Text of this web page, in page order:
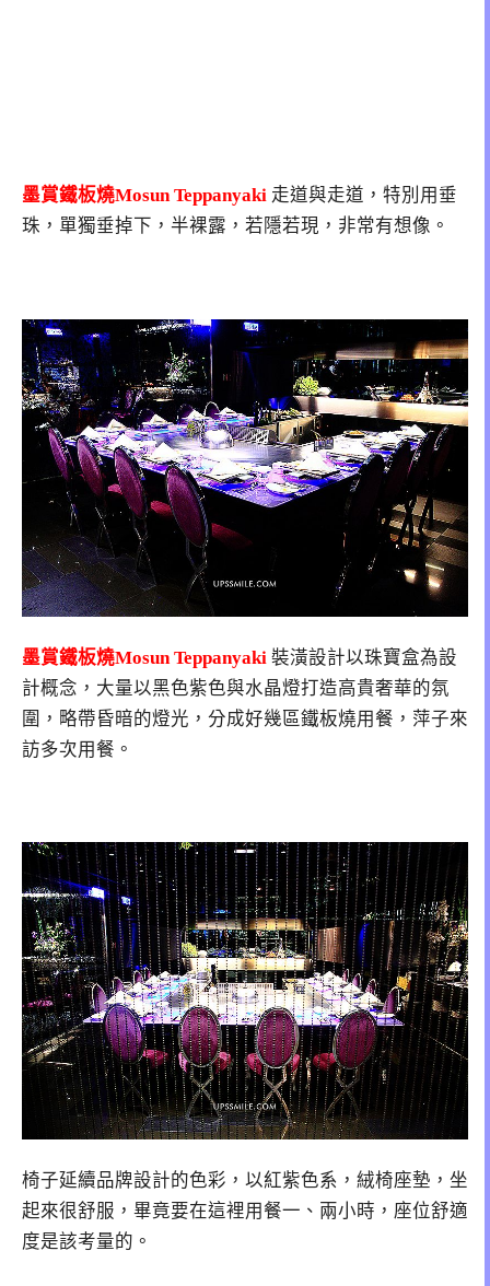
墨賞鐵板燒Mosun Teppanyaki 走道與走道，特別用垂
珠，單獨垂掉下，半裸露，若隱若現，非常有想像。
墨賞鐵板燒Mosun Teppanyaki 裝潢設計以珠寶盒為設
計概念，大量以黑色紫色與水晶燈打造高貴奢華的氛
圍，略帶昏暗的燈光，分成好幾區鐵板燒用餐，萍子來
訪多次用餐。
椅子延續品牌設計的色彩，以紅紫色系，絨椅座墊，坐
起來很舒服，畢竟要在這裡用餐一、兩小時，座位舒適
度是該考量的。